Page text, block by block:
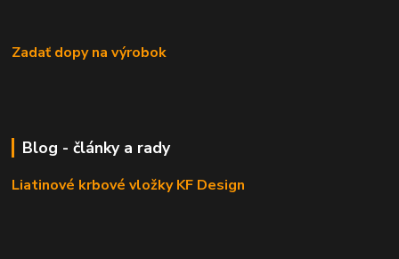
Zadať dopy na výrobok
Blog - články a rady
Liatinové krbové vložky KF Design